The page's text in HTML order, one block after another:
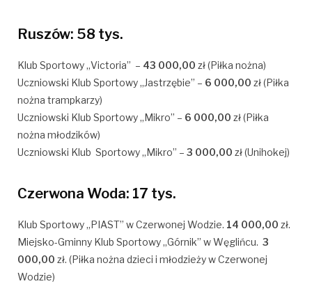
Ruszów: 58 tys.
Klub Sportowy „Victoria” – 43 000,00 zł (Piłka nożna)
Uczniowski Klub Sportowy „Jastrzębie” – 6 000,00 zł (Piłka
nożna trampkarzy)
Uczniowski Klub Sportowy „Mikro” – 6 000,00 zł (Piłka
nożna młodzików)
Uczniowski Klub Sportowy „Mikro” – 3 000,00 zł (Unihokej)
Czerwona Woda: 17 tys.
Klub Sportowy „PIAST” w Czerwonej Wodzie. 14 000,00 zł.
Miejsko-Gminny Klub Sportowy „Górnik” w Węglińcu. 3
000,00 zł. (Piłka nożna dzieci i młodzieży w Czerwonej
Wodzie)